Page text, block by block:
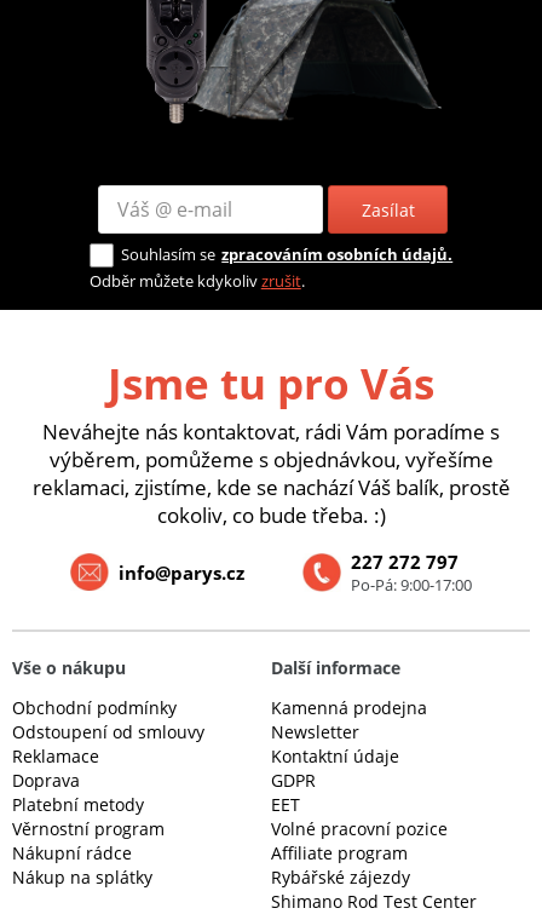
Zasílat
Souhlasím se zpracováním osobních údajů.
Odběr můžete kdykolivzrušit.
Jsme tu pro Vás
Neváhejte nás kontaktovat, rádi Vám poradíme s
výběrem, pomůžeme s objednávkou, vyřešíme
reklamaci, zjistíme, kde se nachází Váš balík, prostě
cokoliv, co bude třeba. :)
227 272 797
Po-Pá: 9:00-17:00
info@parys.cz
Vše o nákupu
Obchodní podmínky
Odstoupení od smlouvy
Reklamace
Doprava
Platební metody
Věrnostní program
Nákupní rádce
Nákup na splátky
Další informace
Kamenná prodejna
Newsletter
Kontaktní údaje
GDPR
EET
Volné pracovní pozice
Affiliate program
Rybářské zájezdy
Shimano Rod Test Center